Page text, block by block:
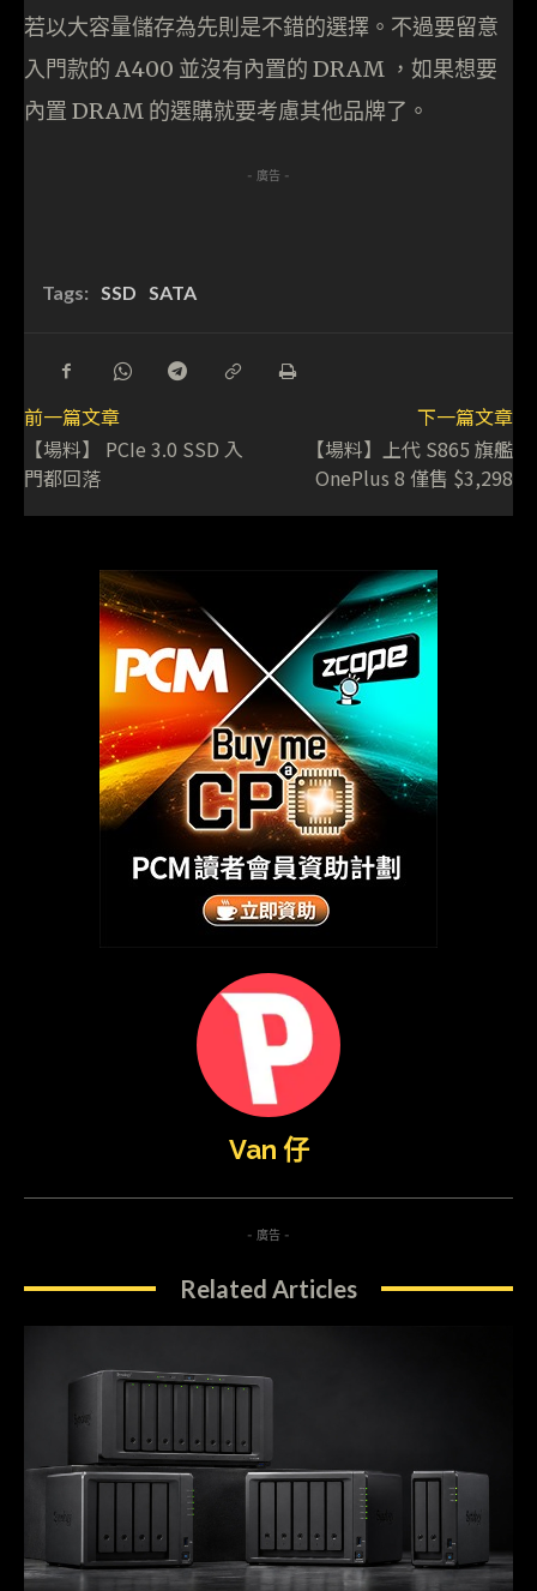
若以大容量儲存為先則是不錯的選擇。不過要留意
入門款的 A400 並沒有內置的 DRAM ，如果想要
內置 DRAM 的選購就要考慮其他品牌了。
- 廣告 -
Tags: SSD SATA
前一篇文章
【場料】 PCIe 3.0 SSD 入
門都回落
下一篇文章
【場料】上代 S865 旗艦
OnePlus 8 僅售 $3,298
Van 仔
- 廣告 -
Related Articles